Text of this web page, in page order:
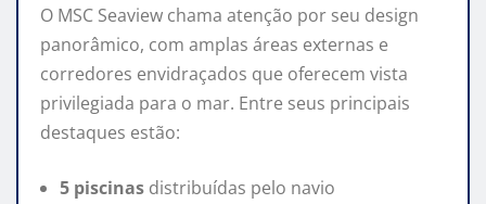
O MSC Seaview chama atenção por seu design
panorâmico, com amplas áreas externas e
corredores envidraçados que oferecem vista
privilegiada para o mar. Entre seus principais
destaques estão:
5 piscinas distribuídas pelo navio